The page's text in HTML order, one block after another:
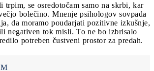
trpim, se osredotočam samo na skrbi, kar
bolečino. Mnenje psihologov sovpada
da moramo poudarjati pozitivne izkušnje,
negativen tok misli. To ne bo izbrisalo
potreben čustveni prostor za predah.